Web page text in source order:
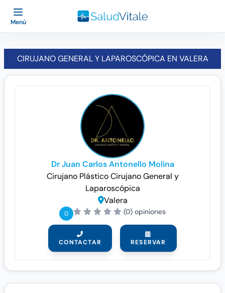
Menú
CIRUJANO GENERAL Y LAPAROSCÓPICA EN VALERA
Dr Juan Carlos Antonello Molina
Cirujano PlásticoCirujano General y
Laparoscópica
Valera
0 (0) opiniones
CONTACTAR RESERVAR